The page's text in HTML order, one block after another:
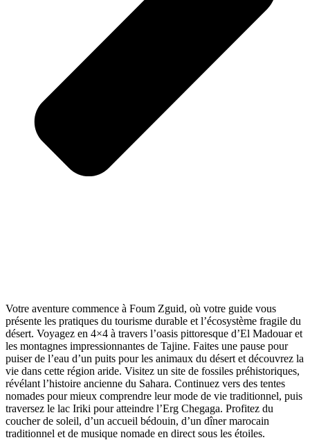
Votre aventure commence à Foum Zguid, où votre guide vous
présente les pratiques du tourisme durable et l’écosystème fragile du
désert. Voyagez en 4×4 à travers l’oasis pittoresque d’El Madouar et
les montagnes impressionnantes de Tajine. Faites une pause pour
puiser de l’eau d’un puits pour les animaux du désert et découvrez la
vie dans cette région aride. Visitez un site de fossiles préhistoriques,
révélant l’histoire ancienne du Sahara. Continuez vers des tentes
nomades pour mieux comprendre leur mode de vie traditionnel, puis
traversez le lac Iriki pour atteindre l’Erg Chegaga. Profitez du
coucher de soleil, d’un accueil bédouin, d’un dîner marocain
traditionnel et de musique nomade en direct sous les étoiles.